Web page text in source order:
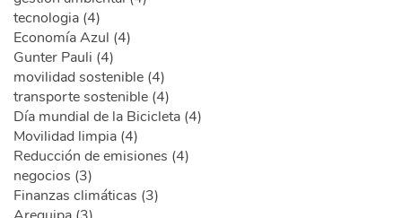
tecnologia (4)
Economía Azul (4)
Gunter Pauli (4)
movilidad sostenible (4)
transporte sostenible (4)
Día mundial de la Bicicleta (4)
Movilidad limpia (4)
Reducción de emisiones (4)
negocios (3)
Finanzas climáticas (3)